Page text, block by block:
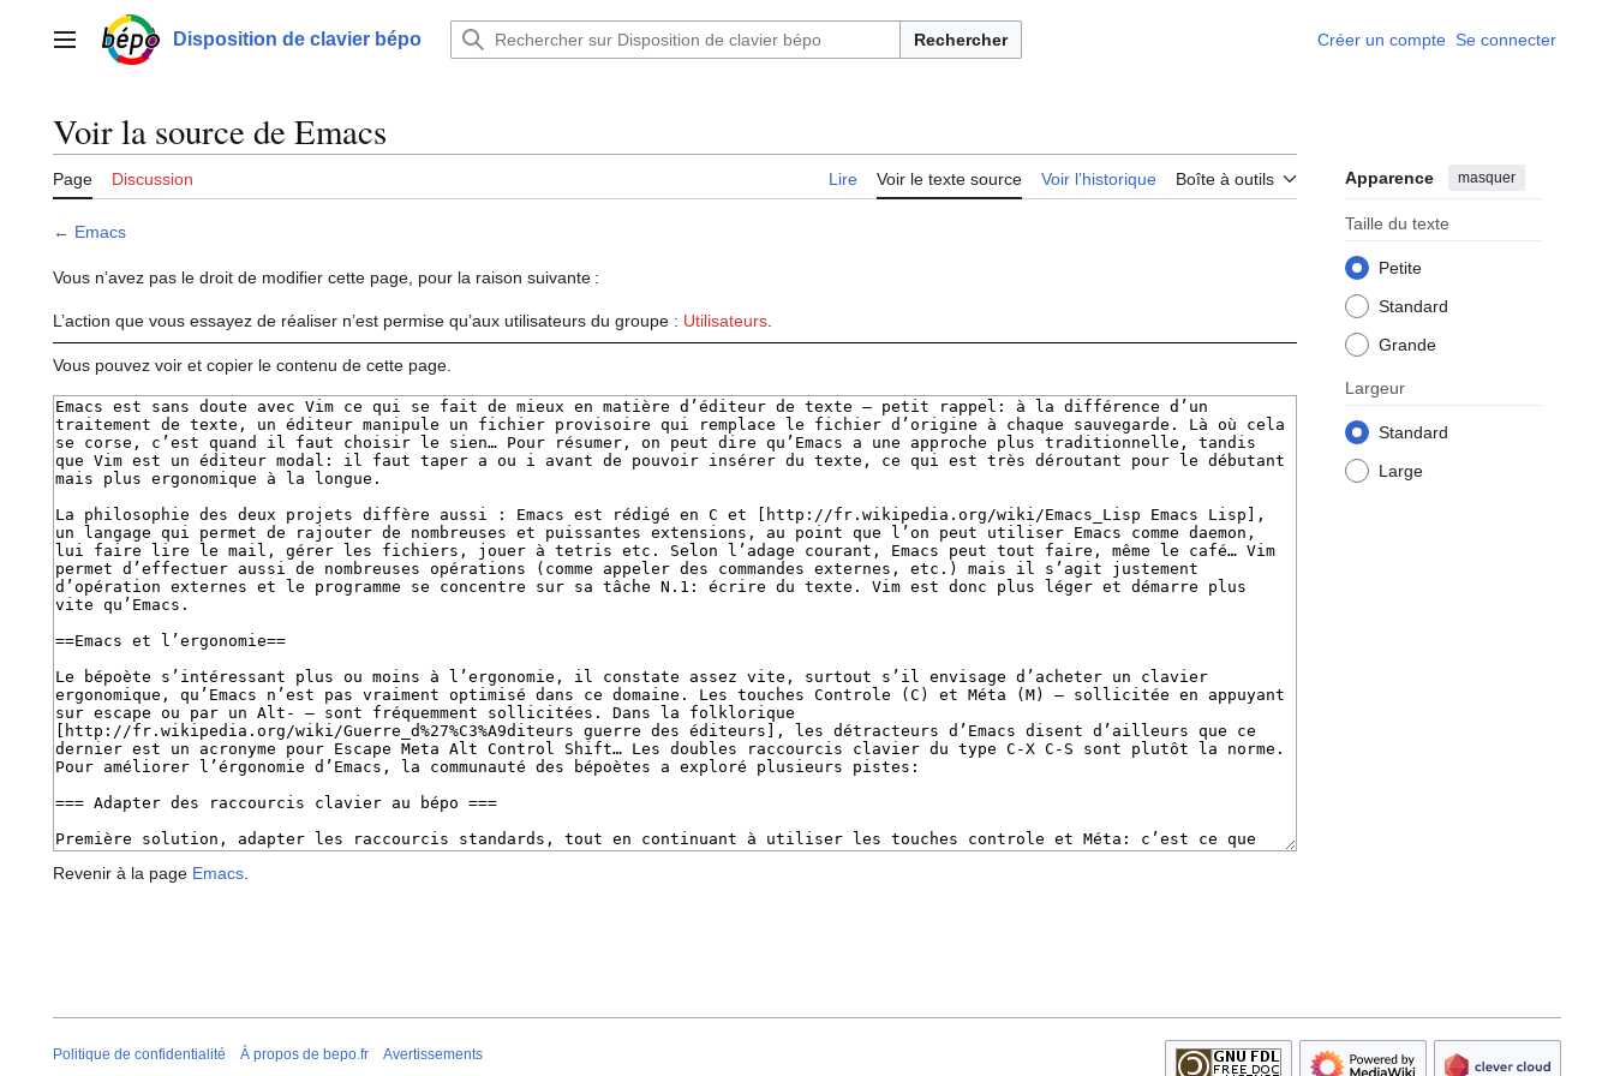
contenuMenu principalDisposition de clavier bépo Rechercher Créer un compte Se connecter
Voir la source de Emacs
Page Discussion Lire Voir le texte source Voir l’historique Boîte à outils Apparence masquer
Taille du texte
Petite
Standard
Grande
Largeur
Standard
Large
← Emacs
Vous n’avez pas le droit de modifier cette page, pour la raison suivante :
L’action que vous essayez de réaliser n’est permise qu’aux utilisateurs du groupe : Utilisateurs
Vous pouvez voir et copier le contenu de cette page.
Revenir à la page Emacs
Politique de confidentialité À propos de bepo.fr Avertissements